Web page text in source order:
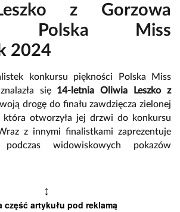
z Gorzowa
Polska Miss
2024
konkursu piękności Polska Miss
się 14-letnia Oliwia Leszko z
drogę do finału zawdzięcza zielonej
która otworzyła jej drzwi do konkursu
z innymi finalistkami zaprezentuje
widowiskowych pokazów
↕
część artykułu pod reklamą